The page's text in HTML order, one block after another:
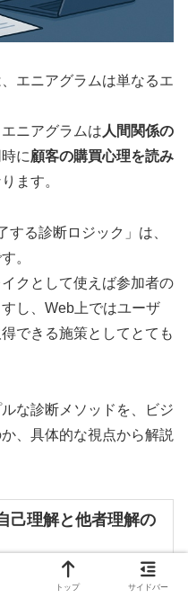
エニアグラムは単なるエ
ニアグラムは 人間関係の
に顧客の購買心理を読み
ます。
る診断ロジック」は、
。
クとして使えば参加者の
し、Web上ではユーザ
できる施策としてとても
な診断メソッドを、ビジ
、具体的な視点から解説
己理解と他者理解の
トップ サイドバー